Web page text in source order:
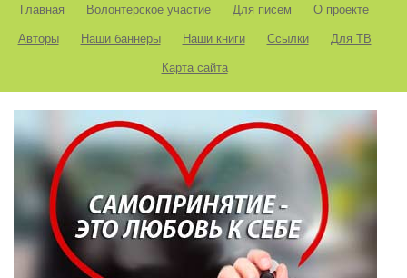
Главная Волонтерское участие Для писем О проекте
Авторы Наши баннеры Наши книги Ссылки Для ТВ
Карта сайта